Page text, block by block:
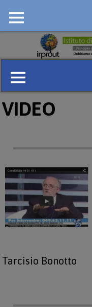
VIDEO
Tarcisio Bonotto